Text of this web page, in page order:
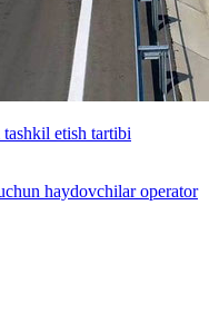
etish tartibi
haydovchilar operator